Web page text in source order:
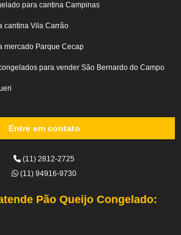
para cantina Campinas
cantina Vila Carrão
mercado Parque Cecap
para vender São Bernardo do Campo
Entre em contato
(11) 2812-2725
(11) 94916-9730
Pão Queijo Congelado: